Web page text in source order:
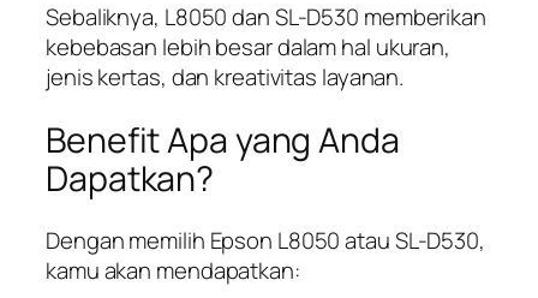
Sebaliknya, L8050 dan SL-D530 memberikan
kebebasan lebih besar dalam hal ukuran,
jenis kertas, dan kreativitas layanan.
Benefit Apa yang Anda
Dapatkan?
Dengan memilih Epson L8050 atau SL-D530,
kamu akan mendapatkan: